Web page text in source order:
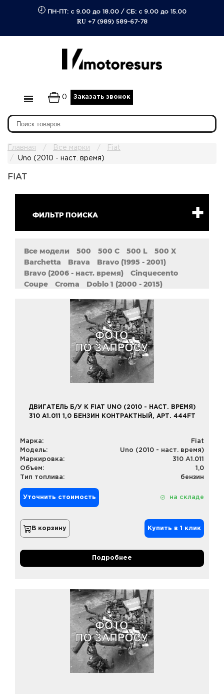
ПН-ПТ: с 9.00 до 18.00/ СБ: с 9.00 до 15.00
RU +7 (989) 589-67-78
0 Заказать звонок
Главная Все марки
Fiat
Uno (2010 - наст. время)
FIAT
ФИЛЬТР ПОИСКА
Все модели 500 500 C 500 L
500 X
Barchetta
Brava
Bravo (1995 - 2001)
Bravo (2006 - наст. время)
Cinquecento
Coupe
Croma
Doblo 1 (2000 - 2015)
Ducato (1981 - 1993)
Ducato (1994 - 2006)
Fiorino Freemont Grande
Palio Panda
Punto (1993 - 2000)
Punto (1999 - 2009)
Punto (2005 - наст. время)
Punto I
Siena Stilo Strada Tempra
Uno (1989 - 2002)
Uno (2000 - 2010)
Uno (2010 - наст. время)
ДВИГАТЕЛЬ Б/У К FIAT UNO (2010 - НАСТ. ВРЕМЯ)
310 A1.011 1,0 БЕНЗИН КОНТРАКТНЫЙ, АРТ. 444FT
Марка:
Fiat
Модель:
Uno (2010 - наст. время)
Маркировка:
310 A1.011
Объем:
1,0
Тип топлива:
бензин
Уточнить стоимость на складе
В корзину Купить в 1 клик
Подробнее